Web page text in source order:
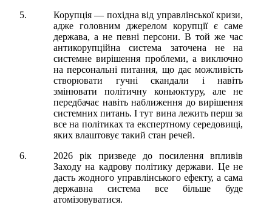
Корупція — похідна від управлінської кризи,
адже головним джерелом корупції є саме
держава, а не певні персони. В той же час
антикорупційна система заточена не на
системне вирішення проблеми, а виключно
на персональні питання, що дає можливість
створювати гучні скандали і навіть
змінювати політичну коньюктуру, але не
передбачає навіть наближення до вирішення
системних питань. І тут вина лежить перш за
все на політиках та експертному середовищі,
яких влаштовує такий стан речей.
2026 рік призведе до посилення впливів
Заходу на кадрову політику держави. Це не
дасть жодного управлінського ефекту, а сама
державна система все більше буде
атомізовуватися.